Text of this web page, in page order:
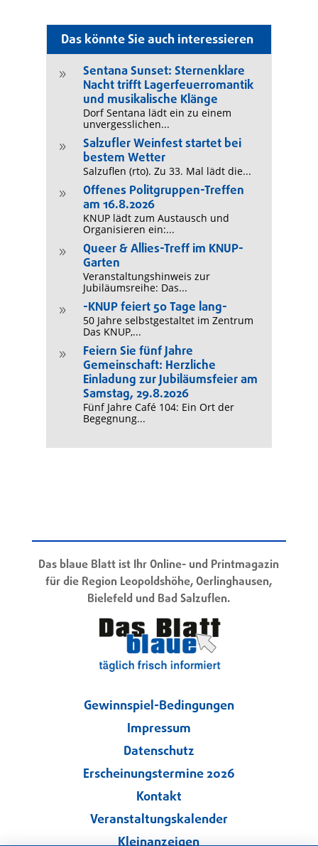
Das könnte Sie auch interessieren
9
Sentana Sunset: Sternenklare
Nacht trifft Lagerfeuerromantik
und musikalische Klänge
Dorf Sentana lädt ein zu einem
unvergesslichen...
9
Salzufler Weinfest startet bei
bestem Wetter
Salzuflen (rto). Zu 33. Mal lädt die...
9
Offenes Politgruppen-Treffen
am 16.8.2026
KNUP lädt zum Austausch und
Organisieren ein:...
9
Queer & Allies-Treff im KNUP-
Garten
Veranstaltungshinweis zur
Jubiläumsreihe: Das...
9 -KNUP feiert 50 Tage lang-
50 Jahre selbstgestaltet im Zentrum
Das KNUP,...
9
Feiern Sie fünf Jahre
Gemeinschaft: Herzliche
Einladung zur Jubiläumsfeier am
Samstag, 29.8.2026
Fünf Jahre Café 104: Ein Ort der
Begegnung...
Das blaue Blatt ist Ihr Online- und Printmagazin
für die Region Leopoldshöhe, Oerlinghausen,
Bielefeld und Bad Salzuflen.
Gewinnspiel-Bedingungen
Impressum
Datenschutz
Erscheinungstermine 2026
Kontakt
Veranstaltungskalender